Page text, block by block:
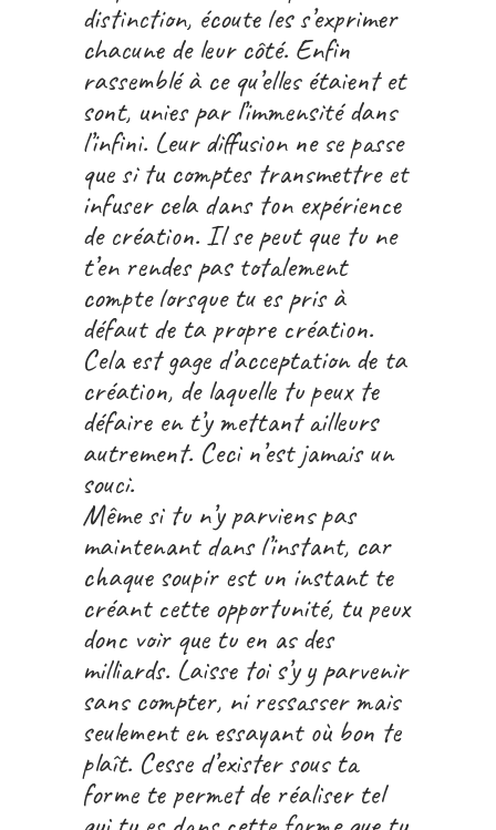
distinction, écoute les s’exprimer
chacune de leur côté. Enfin
rassemblé à ce qu’elles étaient et
sont, unies par l’immensité dans
l’infini. Leur diffusion ne se passe
que si tu comptes transmettre et
infuser cela dans ton expérience
de création. Il se peut que tu ne
t’en rendes pas totalement
compte lorsque tu es pris à
défaut de ta propre création.
Cela est gage d’acceptation de ta
création, de laquelle tu peux te
défaire en t’y mettant ailleurs
autrement. Ceci n’est jamais un
souci.
Même si tu n’y parviens pas
maintenant dans l’instant, car
chaque soupir est un instant te
créant cette opportunité, tu peux
donc voir que tu en as des
milliards. Laisse toi s’y y parvenir
sans compter, ni ressasser mais
seulement en essayant où bon te
plaît. Cesse d’exister sous ta
forme te permet de réaliser tel